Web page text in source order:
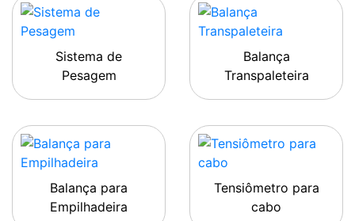
Sistema de
Pesagem
Balança
Transpaleteira
Balança para
Empilhadeira
Tensiômetro para
cabo